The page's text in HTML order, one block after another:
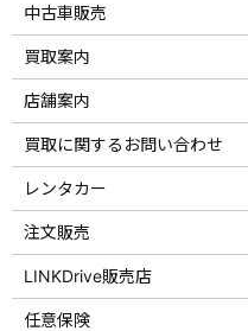
中古車販売
買取案内
店舗案内
買取に関するお問い合わせ
レンタカー
注文販売
LINKDrive販売店
任意保険